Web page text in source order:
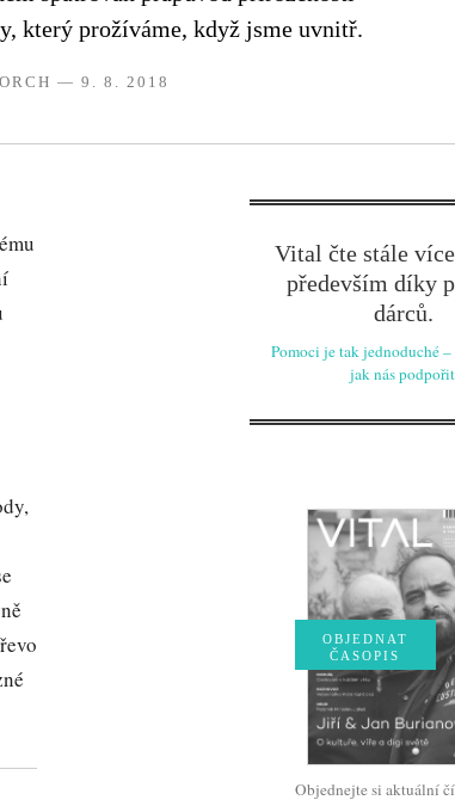
který prožíváme, když jsme uvnitř.
— 9. 8. 2018
Vital čte stále
především díky
dárců.
Pomoci je tak jednoduché
jak nás
OBJEDNAT
ČASOPIS
Objednejte si aktuální